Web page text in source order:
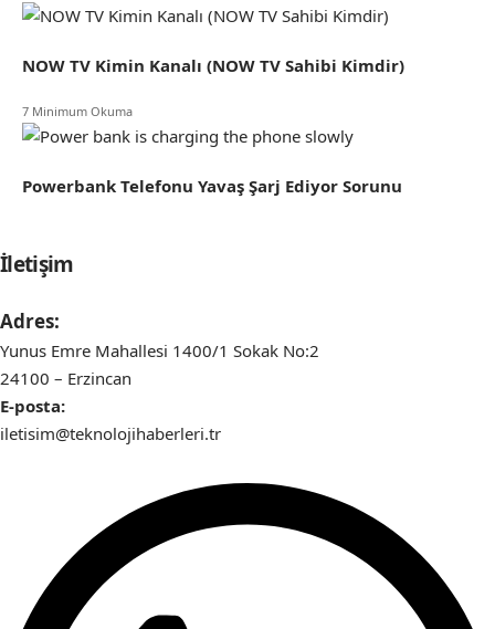
NOW TV Kimin Kanalı (NOW TV Sahibi Kimdir)
7 Minimum Okuma
Powerbank Telefonu Yavaş Şarj Ediyor Sorunu
İletişim
Adres:
Yunus Emre Mahallesi 1400/1 Sokak No:2
24100 – Erzincan
E-posta:
iletisim@teknolojihaberleri.tr